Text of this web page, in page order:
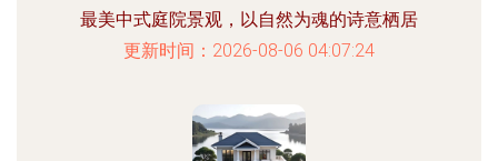
最美中式庭院景观，以自然为魂的诗意栖居
更新时间：2026-08-06 04:07:24